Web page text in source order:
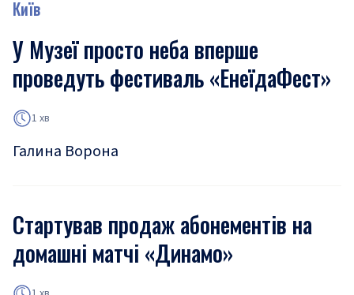
Київ
У Музеї просто неба вперше
проведуть фестиваль «ЕнеїдаФест»
1 хв
Галина Ворона
Стартував продаж абонементів на
домашні матчі «Динамо»